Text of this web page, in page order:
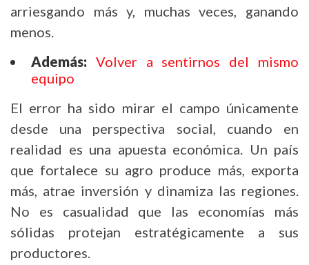
arriesgando más y, muchas veces, ganando
menos.
Además: Volver a sentirnos del mismo
equipo
El error ha sido mirar el campo únicamente
desde una perspectiva social, cuando en
realidad es una apuesta económica. Un país
que fortalece su agro produce más, exporta
más, atrae inversión y dinamiza las regiones.
No es casualidad que las economías más
sólidas protejan estratégicamente a sus
productores.